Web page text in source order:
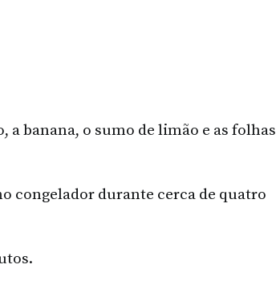
banana, o sumo de limão e as folhas
congelador durante cerca de quatro